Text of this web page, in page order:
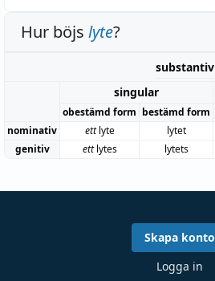
Hur böjs lyte?
substantiv
singular
obestämd form bestämd form
nominativ
ettlyte lytet
genitiv
ettlytes lytets
Skapa konto
Logga in